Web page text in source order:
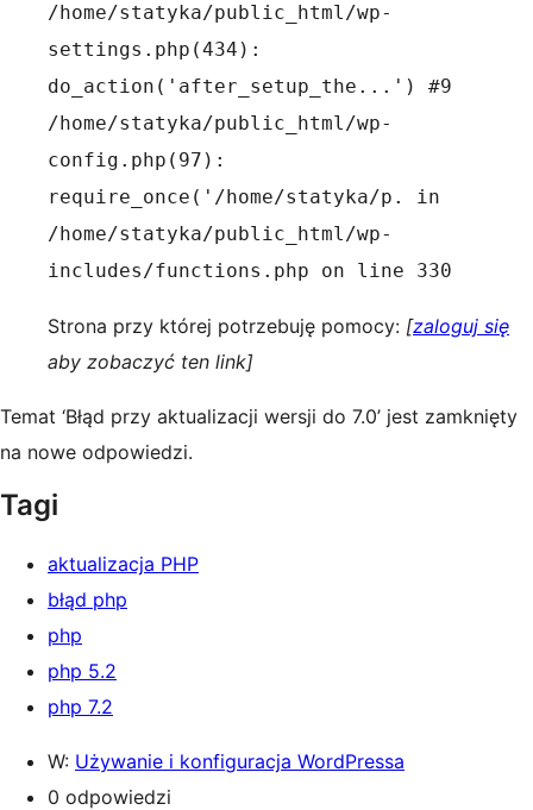
/home/statyka/public_html/wp-
settings.php(434):
do_action('after_setup_the...') #9
/home/statyka/public_html/wp-
config.php(97):
require_once('/home/statyka/p. in
/home/statyka/public_html/wp-
includes/functions.php on line 330
Strona przy której potrzebuję pomocy: [zaloguj się
aby zobaczyć ten link]
Temat ‘Błąd przy aktualizacji wersji do 7.0’ jest zamknięty
na nowe odpowiedzi.
Tagi
aktualizacja PHP
błąd php
php
php 5.2
php 7.2
W: Używanie i konfiguracja WordPressa
0 odpowiedzi